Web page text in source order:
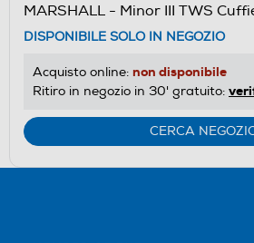
MARSHALL - Minor III TWS
DISPONIBILE SOLO IN NEGOZIO
Acquisto online: non disponibile
Ritiro in negozio in 30' gratuito:
CERCA